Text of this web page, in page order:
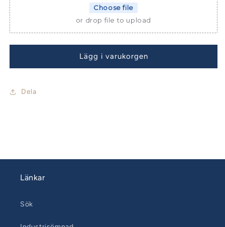
Choose file
or drop file to upload
Lägg i varukorgen
Dela
Länkar
Sök